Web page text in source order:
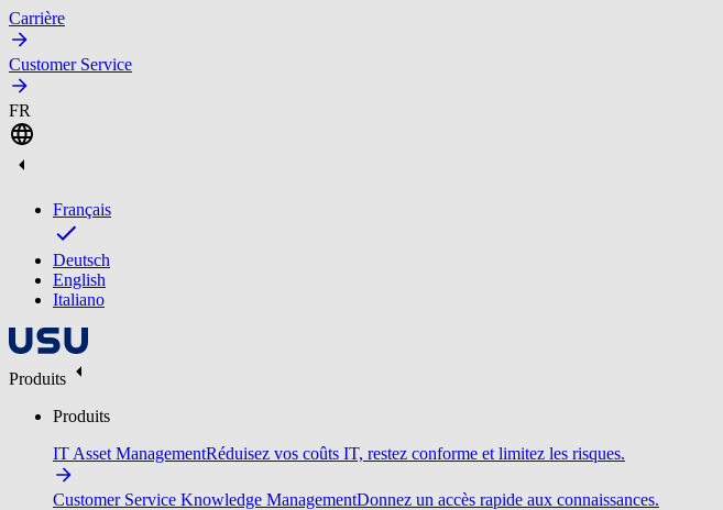
Carrière
Customer Service
FR
Français
Deutsch
English
Italiano
Produits
Produits
IT Asset ManagementRéduisez vos coûts IT, restez conforme et limitez les risques.
Customer Service Knowledge ManagementDonnez un accès rapide aux connaissances.